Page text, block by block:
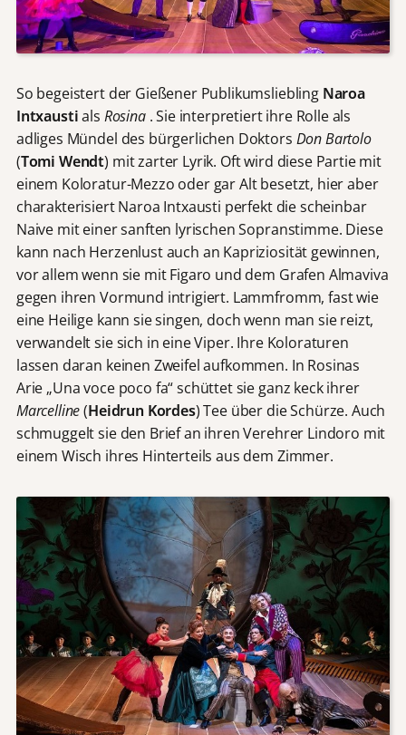
So begeistert der Gießener Publikumsliebling Naroa
Intxaustials Rosina. Sie interpretiert ihre Rolle als
adliges Mündel des bürgerlichen Doktors Don Bartolo
(Tomi Wendt) mit zarter Lyrik. Oft wird diese Partie mit
einem Koloratur-Mezzo oder gar Alt besetzt, hier aber
charakterisiert Naroa Intxausti perfekt die scheinbar
Naive mit einer sanften lyrischen Sopranstimme. Diese
kann nach Herzenlust auch an Kapriziosität gewinnen,
vor allem wenn sie mit Figaro und dem Grafen Almaviva
gegen ihren Vormund intrigiert. Lammfromm, fast wie
eine Heilige kann sie singen, doch wenn man sie reizt,
verwandelt sie sich in eine Viper. Ihre Koloraturen
lassen daran keinen Zweifel aufkommen. In Rosinas
Arie „Una voce poco fa“ schüttet sie ganz keck ihrer
Marcelline(Heidrun Kordes) Tee über die Schürze. Auch
schmuggelt sie den Brief an ihren Verehrer Lindoro mit
einem Wisch ihres Hinterteils aus dem Zimmer.